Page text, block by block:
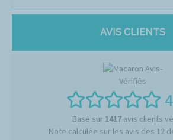
AVIS CLIENTS
Basé sur 1417avis clients
Note calculée sur les avis des 12